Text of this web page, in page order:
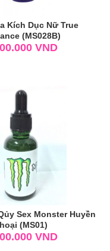
Kích Dục Nữ True
(MS028B)
VND
Sex Monster Huyền
(MS01)
VND